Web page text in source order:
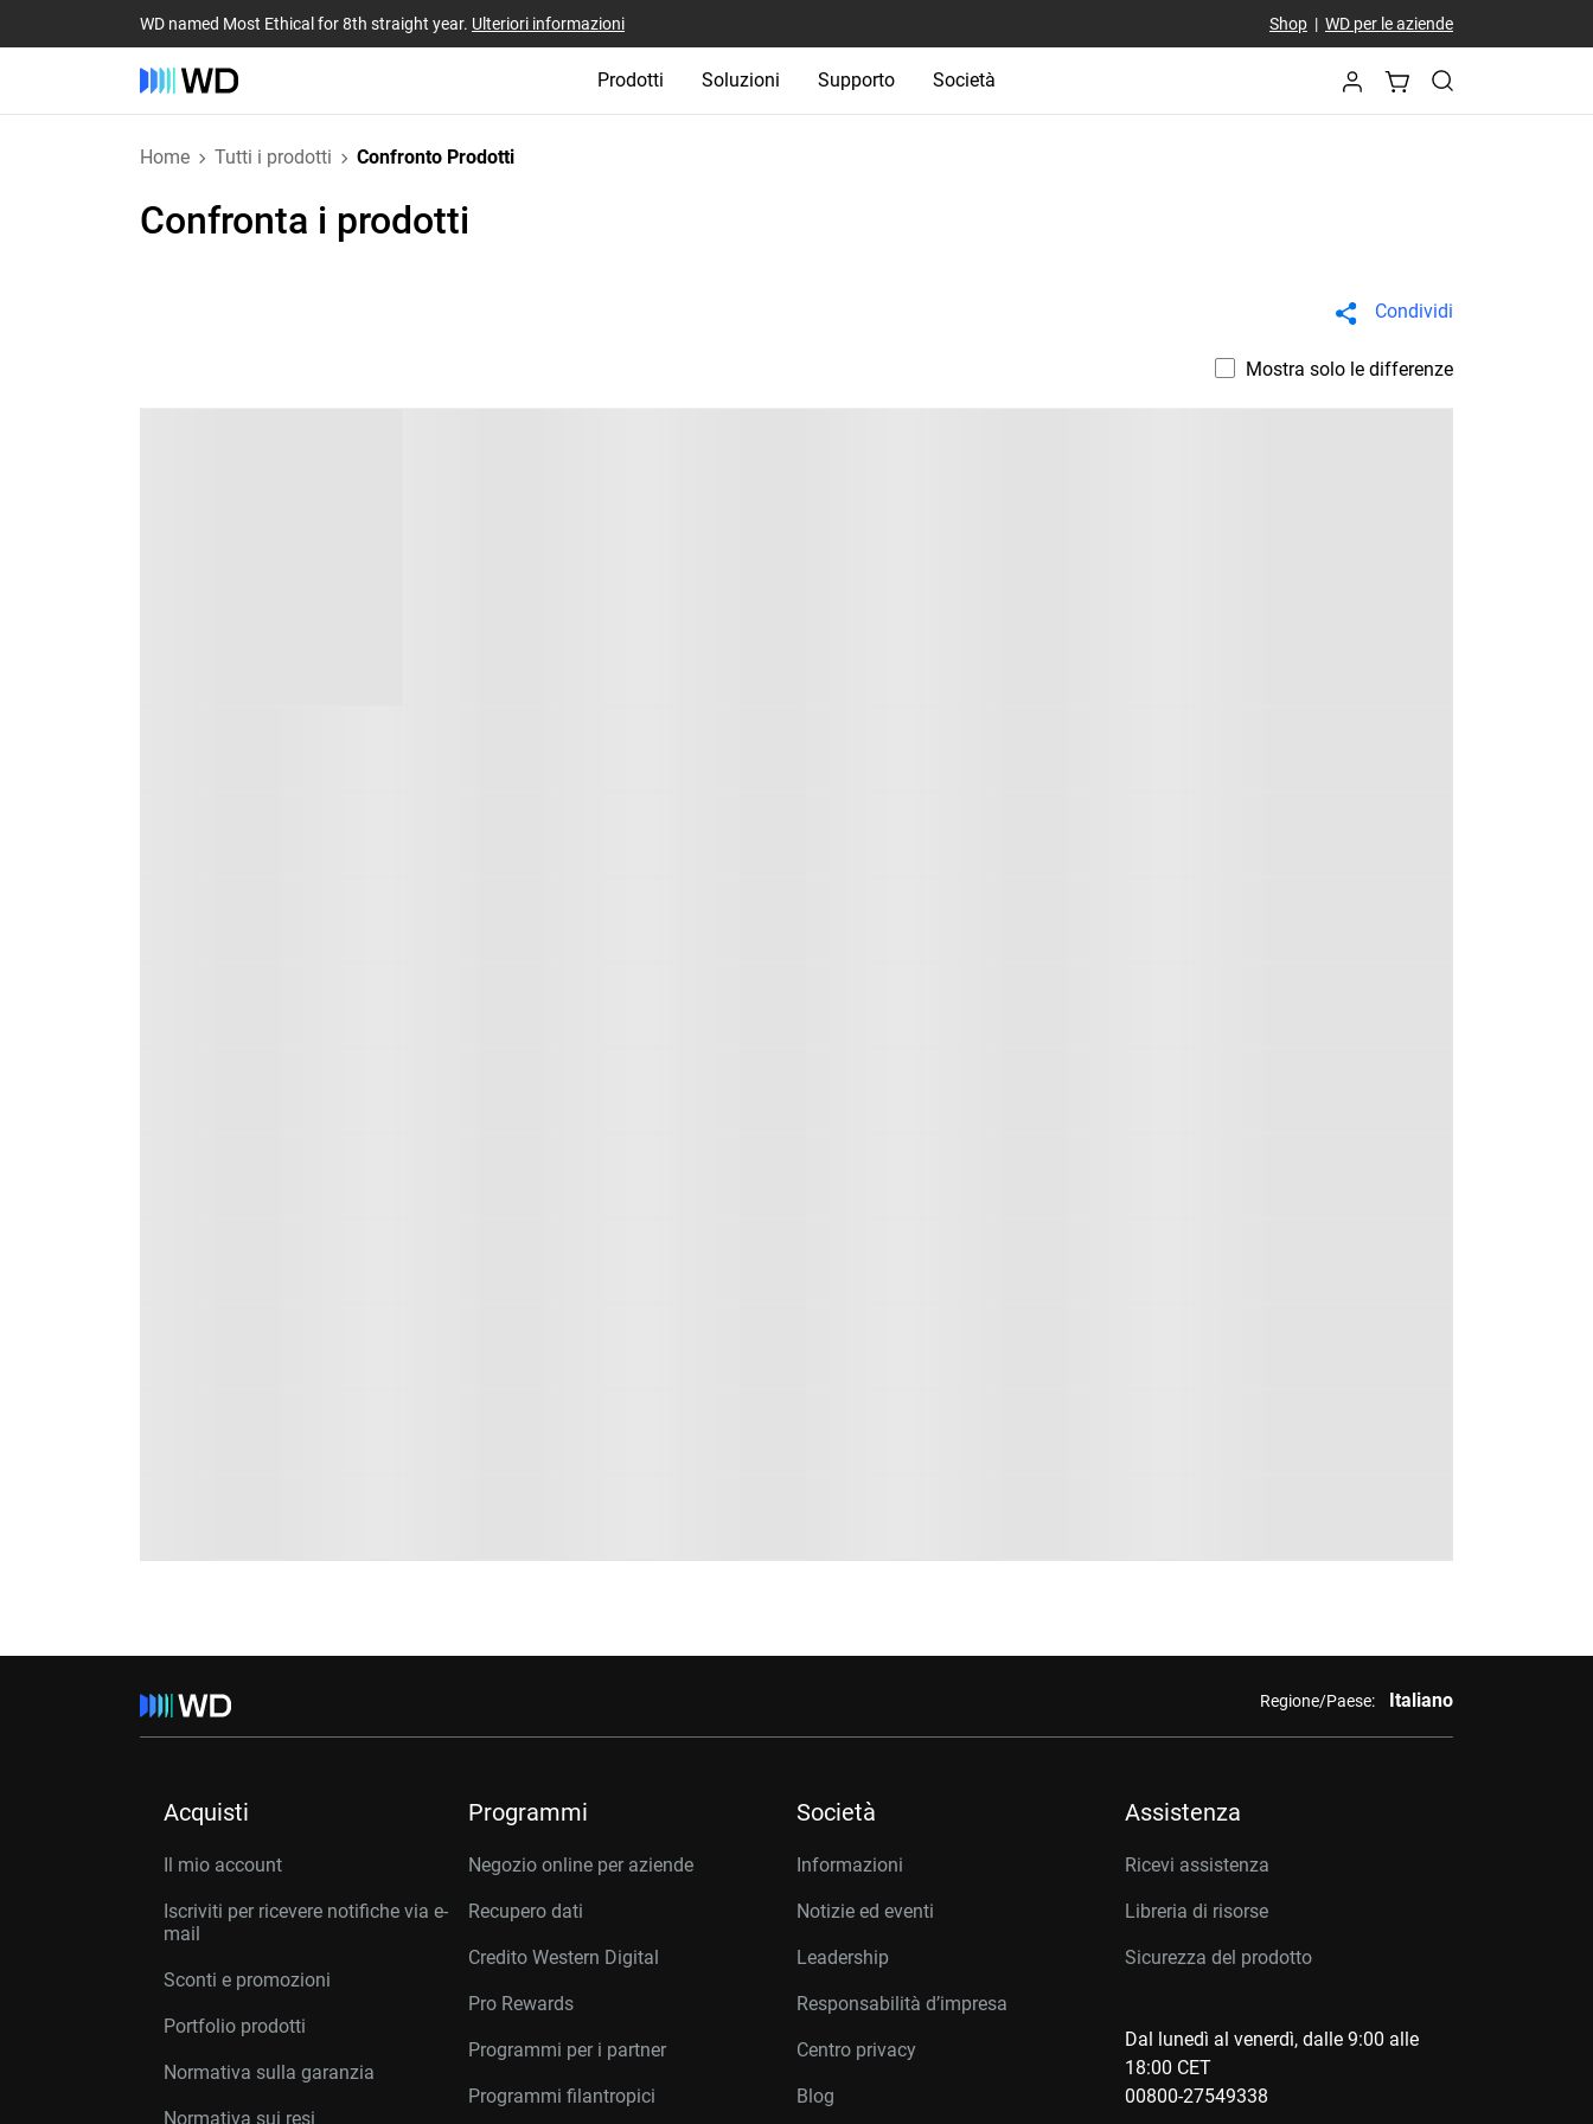
WD named Most Ethical for 8th straight year. Ulteriori informazioni Shop| WD per le aziende
Prodotti Soluzioni Supporto Società
Home Tutti i prodotti Confronto Prodotti
Confronta i prodotti
Condividi
Mostra solo le differenze
Regione/Paese: Italiano
Acquisti
Il mio account
Iscriviti per ricevere notifiche via e-
mail
Sconti e promozioni
Portfolio prodotti
Normativa sulla garanzia
Normativa sui resi
Programmi
Negozio online per aziende
Recupero dati
Credito Western Digital
Pro Rewards
Programmi per i partner
Programmi filantropici
Società
Informazioni
Notizie ed eventi
Leadership
Responsabilità d’impresa
Centro privacy
Blog
Assistenza
Ricevi assistenza
Libreria di risorse
Sicurezza del prodotto
Dal lunedì al venerdì, dalle 9:00 alle
18:00 CET
00800-27549338